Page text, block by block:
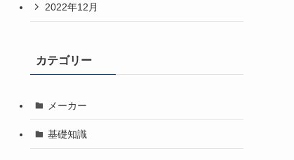
2022年12月
カテゴリー
メーカー
基礎知識